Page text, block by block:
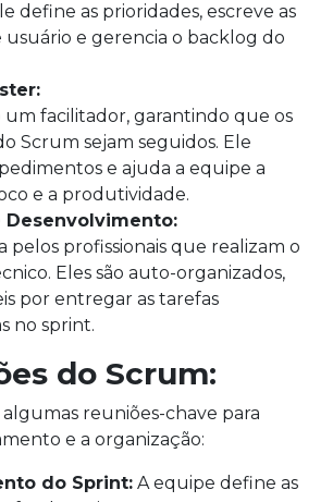
define as prioridades, escreve as
usuário e gerencia o backlog do
facilitador, garantindo que os
Scrum sejam seguidos. Ele
e ajuda a equipe a
e a produtividade.
Desenvolvimento:
pelos profissionais que realizam o
Eles são auto-organizados,
por entregar as tarefas
no sprint.
do Scrum:
reuniões-chave para
e a organização:
do Sprint: A equipe define as